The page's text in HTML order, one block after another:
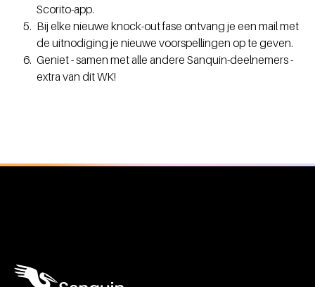
Scorito-app.
Bij elke nieuwe knock-out fase ontvang je een mail met
de uitnodiging je nieuwe voorspellingen op te geven.
Geniet - samen met alle andere Sanquin-deelnemers -
extra van dit WK!